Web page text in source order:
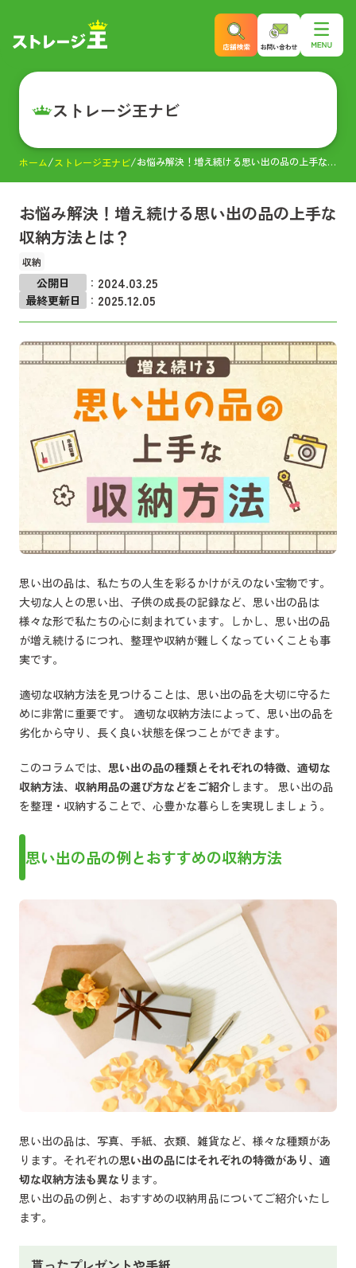
ストレージ王ナビ
ホーム ストレージ王ナビ お悩み解決！増え続ける思い出の品の上手な収納方法とは？
お悩み解決！増え続ける思い出の品の上手な
収納方法とは？
収納
公開日 ： 2024.03.25
最終更新日 ： 2025.12.05
思い出の品は、私たちの人生を彩るかけがえのない宝物です。
大切な人との思い出、子供の成長の記録など、思い出の品は
様々な形で私たちの心に刻まれています。しかし、思い出の品
が増え続けるにつれ、整理や収納が難しくなっていくことも事
実です。
適切な収納方法を見つけることは、思い出の品を大切に守るた
めに非常に重要です。 適切な収納方法によって、思い出の品を
劣化から守り、長く良い状態を保つことができます。
このコラムでは、 思い出の品の種類とそれぞれの特徴、適切な
収納方法、収納用品の選び方などをご紹介します。 思い出の品
を整理・収納することで、心豊かな暮らしを実現しましょう。
思い出の品の例とおすすめの収納方法
思い出の品は、写真、手紙、衣類、雑貨など、様々な種類があ
ります。それぞれの思い出の品にはそれぞれの特徴があり、適
切な収納方法も異なり ます。
思い出の品の例と、おすすめの収納用品についてご紹介いたし
ます。